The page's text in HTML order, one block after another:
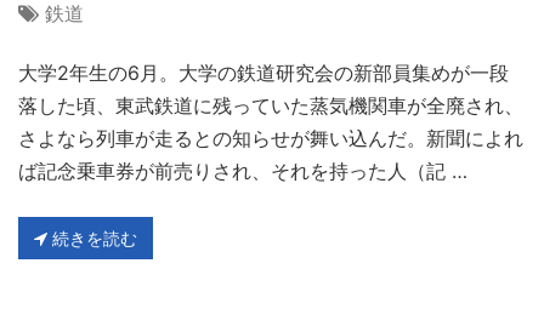
鉄道
大学2年生の6月。大学の鉄道研究会の新部員集めが一段
落した頃、東武鉄道に残っていた蒸気機関車が全廃され、
さよなら列車が走るとの知らせが舞い込んだ。新聞によれ
ば記念乗車券が前売りされ、それを持った人（記 …
続きを読む